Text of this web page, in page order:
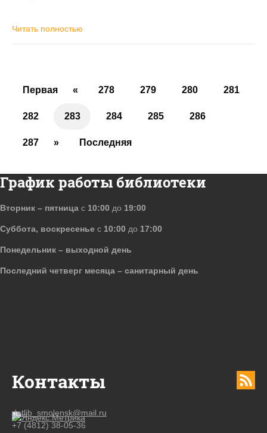
Читать полностью
Первая « 278 279 280 281
282 283 284 285 286
287 » Последняя
Контакты
detlib_smolensk@mail.ru
+7 (4812) 38-05-36
График работы библиотеки
Вторник – пятница с 10:00 до 19:00
Суббота, воскресенье с 10:00 до 17:00
Понедельник – выходной день
Последний четверг месяца – санитарный день